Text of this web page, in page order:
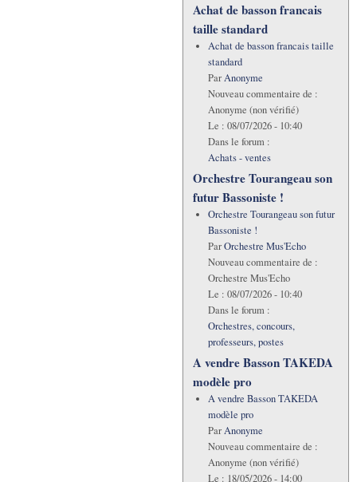
Achat de basson francais
taille standard
Achat de basson francais taille
standard
ParAnonyme
Nouveau commentaire de :
Anonyme (non vérifié)
Le : 08/07/2026 - 10:40
Dans le forum :
Achats - ventes
Orchestre Tourangeau son
futur Bassoniste !
Orchestre Tourangeau son futur
Bassoniste !
ParOrchestre Mus'Echo
Nouveau commentaire de :
Orchestre Mus'Echo
Le : 08/07/2026 - 10:40
Dans le forum :
Orchestres, concours,
professeurs, postes
A vendre Basson TAKEDA
modèle pro
A vendre Basson TAKEDA
modèle pro
ParAnonyme
Nouveau commentaire de :
Anonyme (non vérifié)
Le : 18/05/2026 - 14:00